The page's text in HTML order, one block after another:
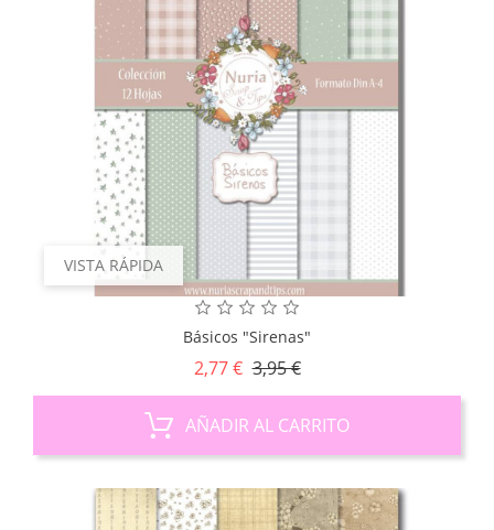
VISTA RÁPIDA
Básicos "Sirenas"
2,77 € Precio
3,95 €Precio
AÑADIR AL CARRITO